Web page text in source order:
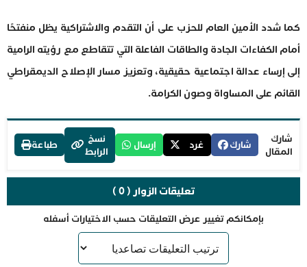
كما شدد الأمين العام للحزب على أن التقدم والاشتراكية يظل منفتحًا
أمام الكفاءات الجادة والطاقات الفاعلة التي تتقاطع مع رؤيته الرامية
إلى إرساء عدالة اجتماعية حقيقية، وتعزيز مسار الإصلاح الديمقراطي
القائم على المساواة وصون الكرامة.
شارك
المقال
شارك غرد إرسال
نسخ
الرابط
طباعة
تعليقات الزوار ( 0 )
بإمكانكم تغيير عرض التعليقات حسب الاختيارات أسفله